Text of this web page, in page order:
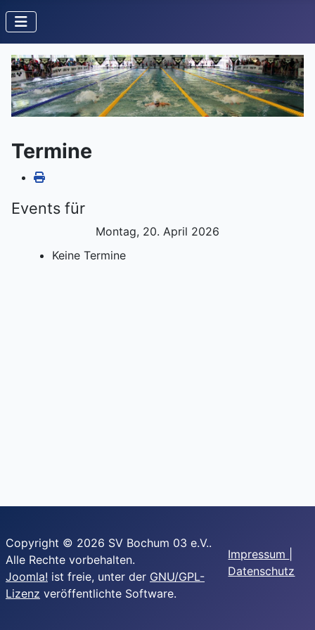
Termine
Events für
Montag, 20. April 2026
Keine Termine
Copyright © 2026 SV Bochum 03 e.V..
Alle Rechte vorbehalten.
Joomla! ist freie, unter der GNU/GPL-
Lizenz veröffentlichte Software.
Impressum
Datenschutz